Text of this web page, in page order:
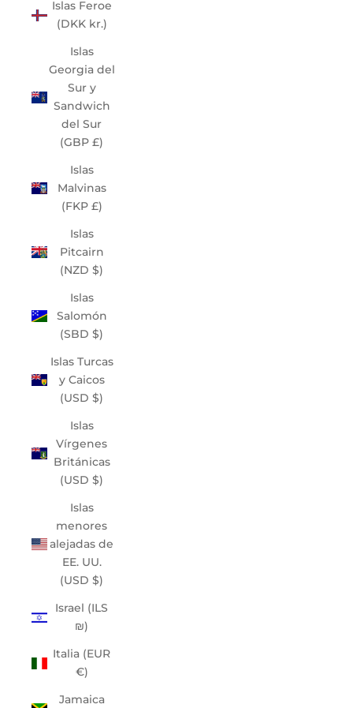
Islas Feroe
(DKK kr.)
Islas
Georgia del
Sur y
Sandwich
del Sur
(GBP £)
Islas
Malvinas
(FKP £)
Islas
Pitcairn
(NZD $)
Islas
Salomón
(SBD $)
Islas Turcas
y Caicos
(USD $)
Islas
Vírgenes
Británicas
(USD $)
Islas
menores
alejadas de
EE. UU.
(USD $)
Israel (ILS
₪)
Italia (EUR
€)
Jamaica